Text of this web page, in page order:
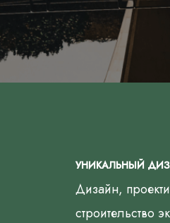
УНИКАЛЬНЫЙ
Дизайн,
строительство